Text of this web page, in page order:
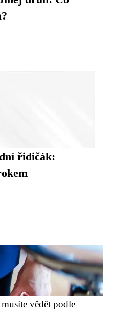
řidičák:
vědět podle